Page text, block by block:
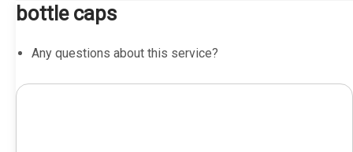
bottle caps
Any questions about this service?